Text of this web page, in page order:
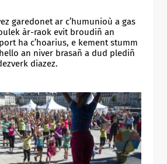
garedonet ar c’humunioù a gas
àr-raok evit broudiñ an
ha c’hoarius, e kement stumm
an niver brasañ a dud plediñ
diazez.